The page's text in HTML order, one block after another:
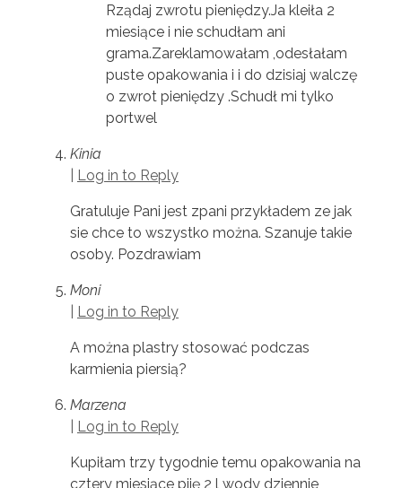
Rządaj zwrotu pieniędzy.Ja kleiła 2
miesiące i nie schudłam ani
grama.Zareklamowałam ,odesłałam
puste opakowania i i do dzisiaj walczę
o zwrot pieniędzy .Schudł mi tylko
portwel
Kinia
Log in to Reply
Gratuluje Pani jest zpani przykładem ze jak
sie chce to wszystko można. Szanuje takie
osoby. Pozdrawiam
Moni
Log in to Reply
A można plastry stosować podczas
karmienia piersią?
Marzena
Log in to Reply
Kupiłam trzy tygodnie temu opakowania na
cztery miesiące piję 2 l wody dziennie